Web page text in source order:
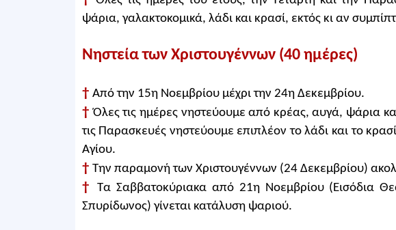
ψάρια, γαλακτοκομικά, λάδι και κρασί, εκτός κι αν
Νηστεία των Χριστουγέννων (40 ημέρες)
† Από την 15η Νοεμβρίου μέχρι την 24η Δεκεμβρίου.
†Όλες τις ημέρες νηστεύουμε από κρέας, αυγά, ψάρια
τις Παρασκευές νηστεύουμε επιπλέον το λάδι και το
Αγίου.
† Την παραμονή των Χριστουγέννων (24 Δεκεμβρίου)
†Τα Σαββατοκύριακα από 21η Νοεμβρίου (Εισόδια
Σπυρίδωνος) γίνεται κατάλυση ψαριού.